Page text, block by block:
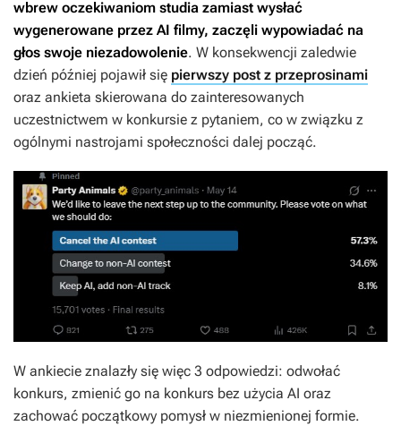
wbrew oczekiwaniom studia zamiast wysłać
wygenerowane przez AI filmy, zaczęli wypowiadać na
głos swoje niezadowolenie. W konsekwencji zaledwie
dzień później pojawił się pierwszy post z przeprosinami
oraz ankieta skierowana do zainteresowanych
uczestnictwem w konkursie z pytaniem, co w związku z
ogólnymi nastrojami społeczności dalej począć.
W ankiecie znalazły się więc 3 odpowiedzi: odwołać
konkurs, zmienić go na konkurs bez użycia AI oraz
zachować początkowy pomysł w niezmienionej formie.